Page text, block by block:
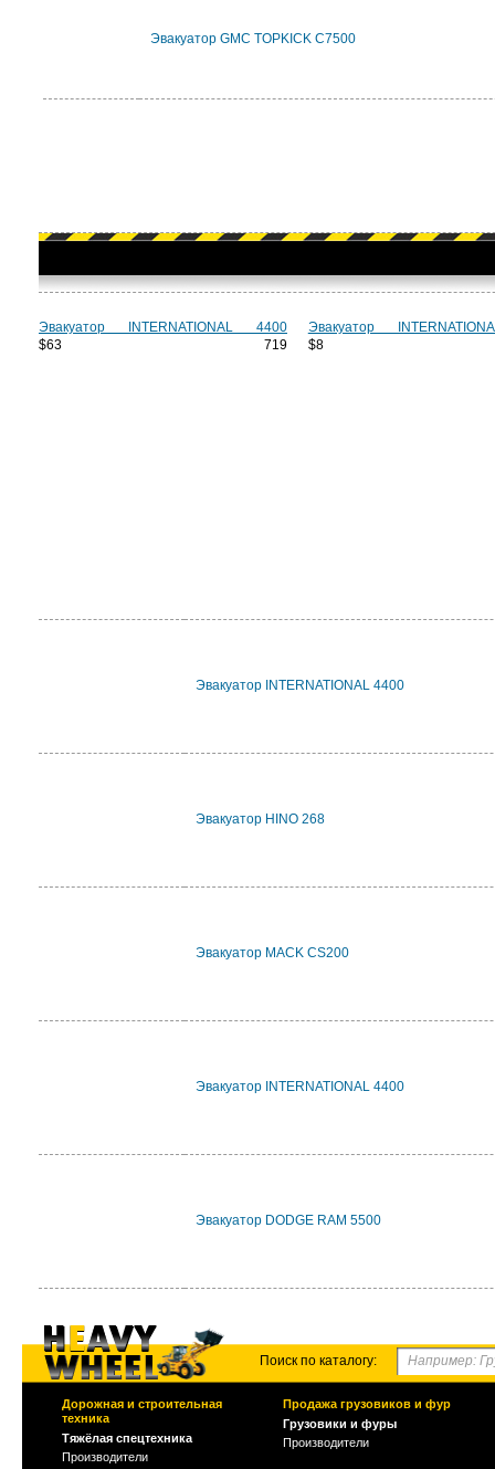
Эвакуатор GMC TOPKICK C7500
Эвакуатор INTERNATIONAL 4400
$63 719
Эвакуатор
$8
Эвакуатор INTERNATIONAL 4400
Эвакуатор HINO 268
Эвакуатор MACK CS200
Эвакуатор INTERNATIONAL 4400
Эвакуатор DODGE RAM 5500
Поиск по каталогу:
Дорожная и строительная
техника
Тяжёлая спецтехника
Производители
Продажа грузовиков и фур
Грузовики и фуры
Производители